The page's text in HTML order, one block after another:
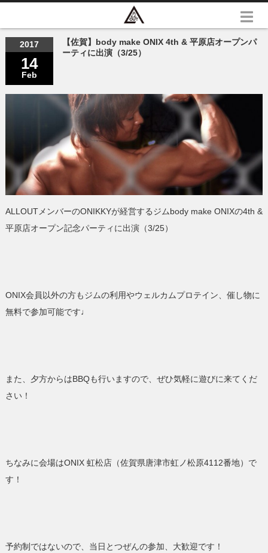
2017
14
Feb
【佐賀】body make ONIX 4th & 平原店オープンパ
ーティに出演（3/25）
ALLOUTメンバーのONIKKYが経営するジムbody make ONIXの4th &
平原店オープン記念パーティに出演（3/25）
ONIX会員以外の方もジムの利用やウェルカムプロテイン、催し物に
無料で参加可能です♩
また、夕方からはBBQも行いますので、ぜひ気軽に遊びに来てくだ
さい！
ちなみに会場はONIX 虹松店（佐賀県唐津市虹ノ松原4112番地）で
す！
予約制ではないので、当日とつぜんの参加、大歓迎です！